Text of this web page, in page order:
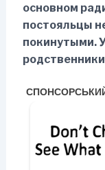
основном
постояльцы
покинутыми.